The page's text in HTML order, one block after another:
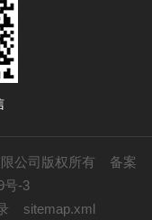
限公司版权所有 备案
号-3
sitemap.xml